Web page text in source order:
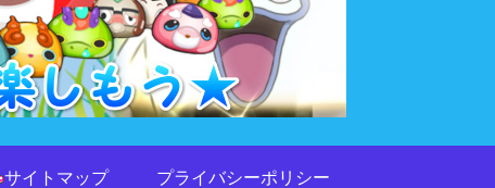
サイトマップ プライバシーポリシー